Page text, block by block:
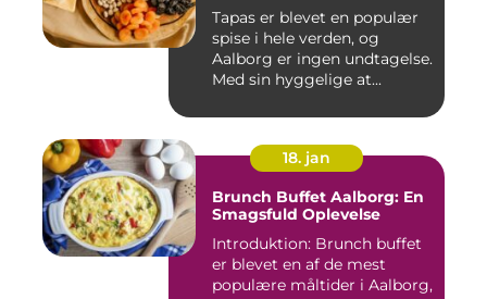
Tapas er blevet en populær
spise i hele verden, og
Aalborg er ingen undtagelse.
Med sin hyggelige at...
18. jan
Brunch Buffet Aalborg: En
Smagsfuld Oplevelse
Introduktion: Brunch buffet
er blevet en af de mest
populære måltider i Aalborg,